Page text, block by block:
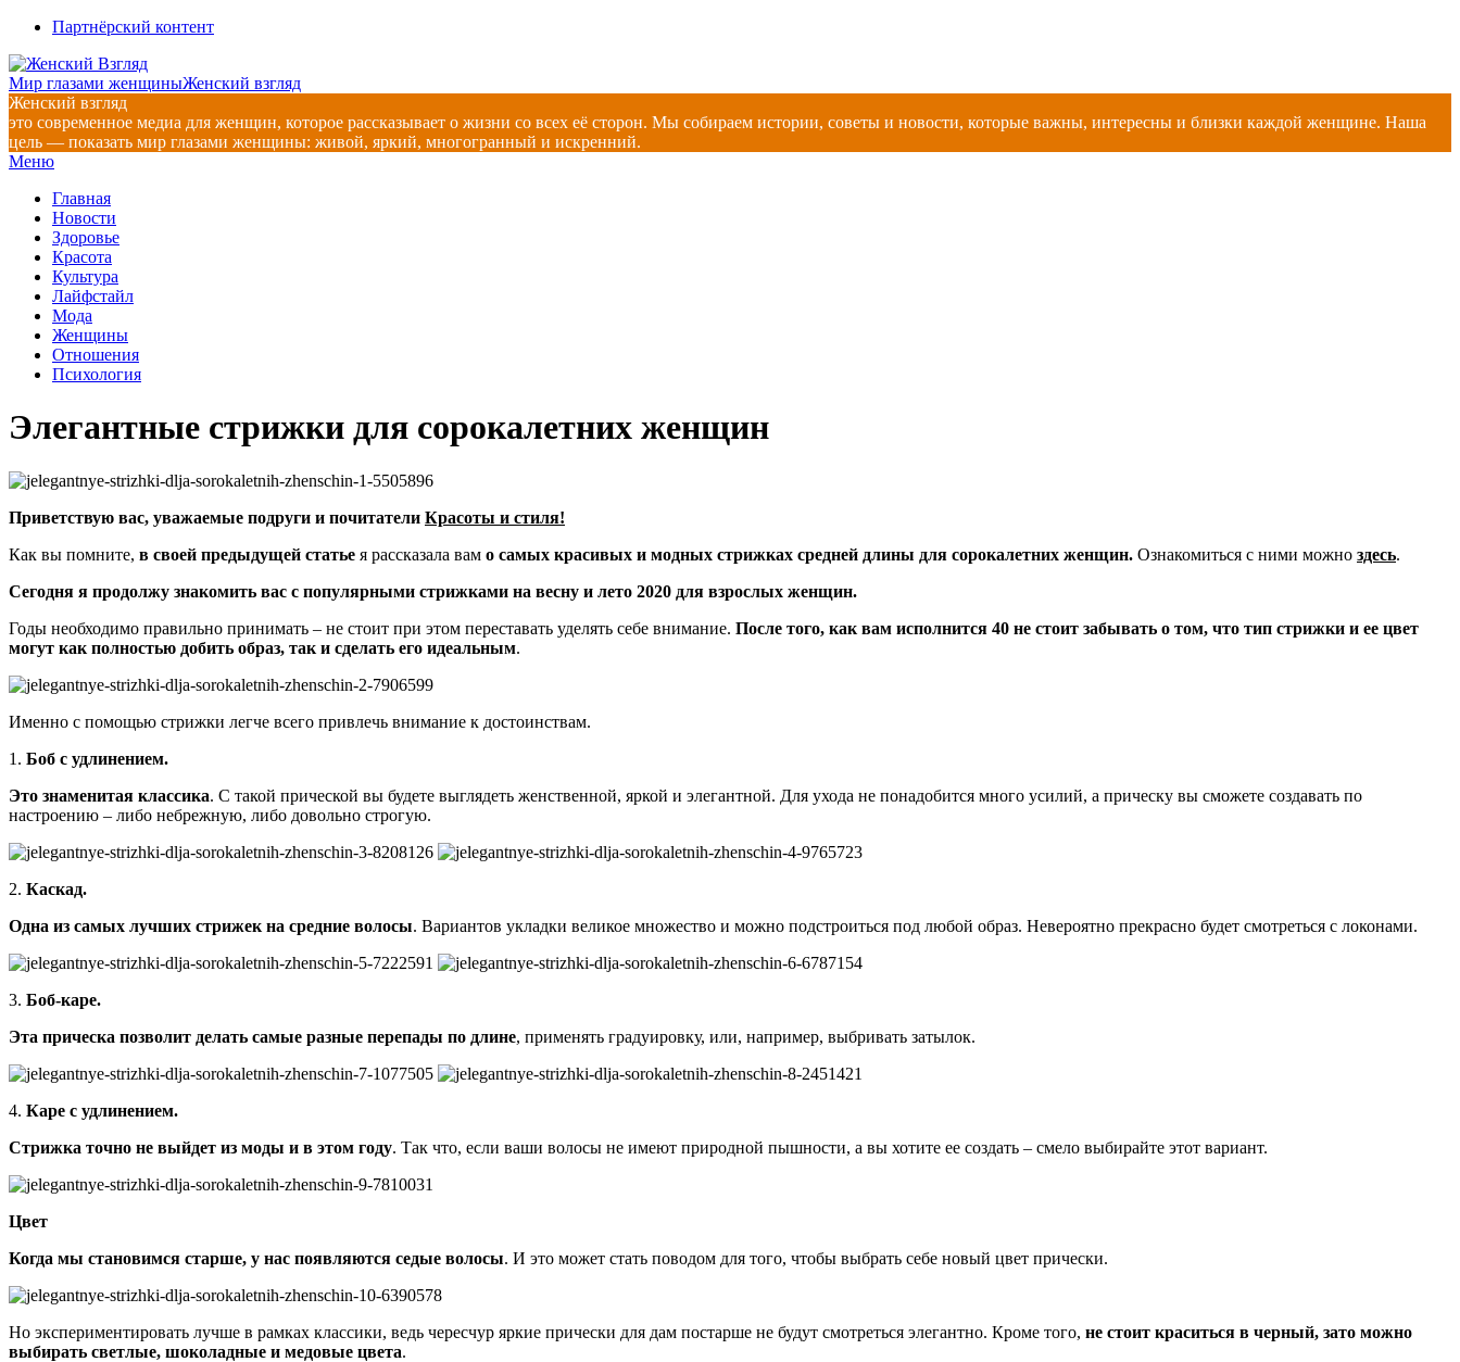
Перейти
содержимому
Партнёрский контент
Мир глазами женщиныЖенский взгляд
Женский взгляд
это современное медиа для женщин, которое рассказывает о жизни со всех её сторон. Мы собираем истории, советы и новости, которые важны, интересны и близки каждой женщине. Наша
цель — показать мир глазами женщины: живой, яркий, многогранный и искренний.
Главное
меню
Меню
Главная
Новости
Здоровье
Красота
Культура
Лайфстайл
Мода
Женщины
Отношения
Психология
Элегантные стрижки для сорокалетних женщин
Приветствую вас, уважаемые подруги и почитатели Красоты и стиля!
Как вы помните, в своей предыдущей статье я рассказала вам о самых красивых и модных стрижках средней длины для сорокалетних женщин. Ознакомиться с ними можно здесь.
Сегодня я продолжу знакомить вас с популярными стрижками на весну и лето 2020 для взрослых женщин.
Годы необходимо правильно принимать – не стоит при этом переставать уделять себе внимание. После того, как вам исполнится 40 не стоит забывать о том, что тип стрижки и ее цвет
могут как полностью добить образ, так и сделать его идеальным.
Именно с помощью стрижки легче всего привлечь внимание к достоинствам.
1. Боб с удлинением.
Это знаменитая классика. С такой прической вы будете выглядеть женственной, яркой и элегантной. Для ухода не понадобится много усилий, а прическу вы сможете создавать по
настроению – либо небрежную, либо довольно строгую.
2. Каскад.
Одна из самых лучших стрижек на средние волосы. Вариантов укладки великое множество и можно подстроиться под любой образ. Невероятно прекрасно будет смотреться с локонами.
3. Боб-каре.
Эта прическа позволит делать самые разные перепады по длине, применять градуировку, или, например, выбривать затылок.
4. Каре с удлинением.
Стрижка точно не выйдет из моды и в этом году. Так что, если ваши волосы не имеют природной пышности, а вы хотите ее создать – смело выбирайте этот вариант.
Цвет
Когда мы становимся старше, у нас появляются седые волосы. И это может стать поводом для того, чтобы выбрать себе новый цвет прически.
Но экспериментировать лучше в рамках классики, ведь чересчур яркие прически для дам постарше не будут смотреться элегантно. Кроме того, не стоит краситься в черный, зато можно
выбирать светлые, шоколадные и медовые цвета.